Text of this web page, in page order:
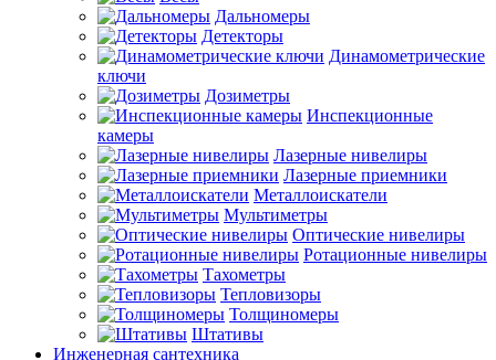
Дальномеры
Детекторы
Динамометрические
ключи
Дозиметры
Инспекционные
камеры
Лазерные нивелиры
Лазерные приемники
Металлоискатели
Мультиметры
Оптические нивелиры
Ротационные нивелиры
Тахометры
Тепловизоры
Толщиномеры
Штативы
Инженерная сантехника